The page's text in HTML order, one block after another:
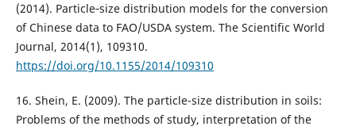
(2014). Particle‐size distribution models for the conversion
of Chinese data to FAO/USDA system. The Scientific World
Journal, 2014(1), 109310.
https://doi.org/10.1155/2014/109310
16. Shein, E. (2009). The particle-size distribution in soils:
Problems of the methods of study, interpretation of the